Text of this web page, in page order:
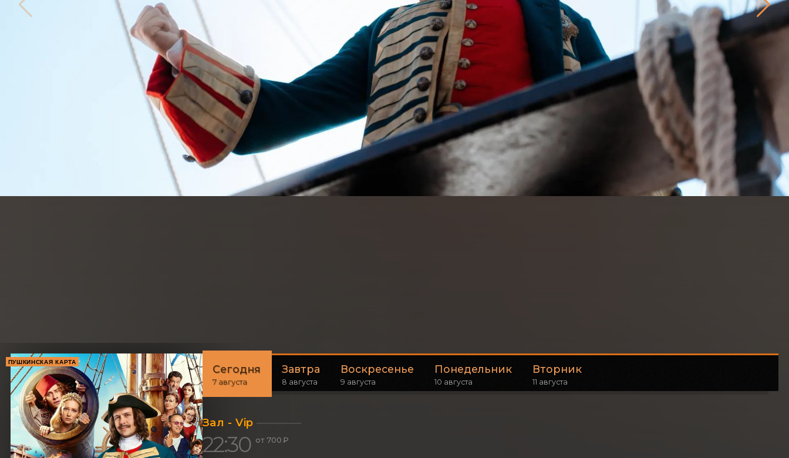
ПУШКИНСКАЯ КАРТА
Сегодня
7 августа
Завтра
8 августа
Воскресенье
9 августа
Понедельник
10 августа
Вторник
11 августа
Зал - Vip
22:30 от 700 ₽